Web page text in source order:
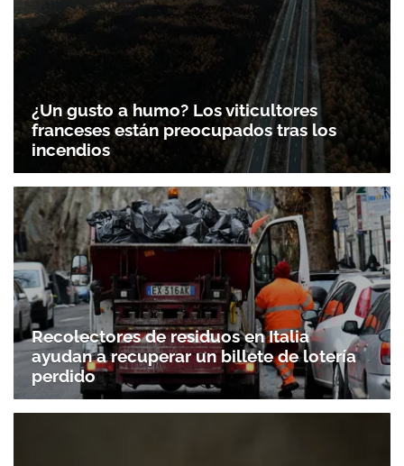
¿Un gusto a humo? Los viticultores
franceses están preocupados tras los
incendios
Recolectores de residuos en Italia
ayudan a recuperar un billete de lotería
perdido